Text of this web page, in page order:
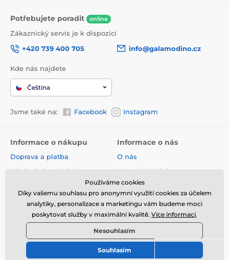
Potřebujete poradit online
Zákaznický servis je k dispozici
+420 739 400 705
info@galamodino.cz
Kde nás najdete
Čeština
Jsme také na: Facebook Instagram
Informace o nákupu
Doprava a platba
Obchodní podmínky
Vrácení zboží, výměna a
reklamace
Online vrácení a reklamace
Sledování zásilky
Nejčastější dotazy
Informace o nás
O nás
Kontaktní údaje
Spolupráce s Galamodino
Zásady ochrany osobních
údajů
Používáme cookies
Díky vašemu souhlasu pro anonymní využití cookies za účelem
analytiky, personalizace a marketingu vám budeme moci
poskytovat služby v maximální kvalitě. Více informací.
Nesouhlasím
Souhlasím